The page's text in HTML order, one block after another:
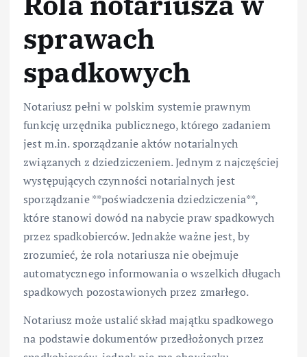
sprawach
spadkowych
Notariusz pełni w polskim systemie prawnym
funkcję urzędnika publicznego, którego zadaniem
jest m.in. sporządzanie aktów notarialnych
związanych z dziedziczeniem. Jednym z najczęściej
występujących czynności notarialnych jest
sporządzanie **poświadczenia dziedziczenia**,
które stanowi dowód na nabycie praw spadkowych
przez spadkobierców. Jednakże ważne jest, by
zrozumieć, że rola notariusza nie obejmuje
automatycznego informowania o wszelkich długach
spadkowych pozostawionych przez zmarłego.
Notariusz może ustalić skład majątku spadkowego
na podstawie dokumentów przedłożonych przez